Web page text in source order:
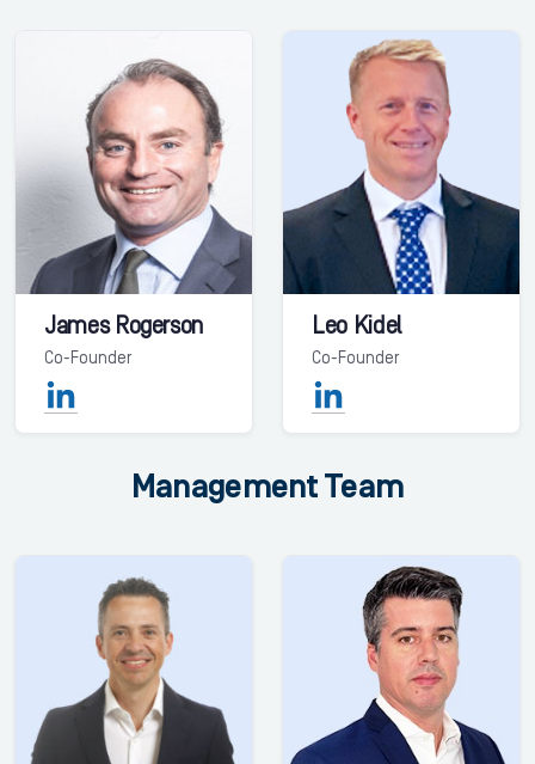
James Rogerson
Co-Founder
Leo Kidel
Co-Founder
Management Team